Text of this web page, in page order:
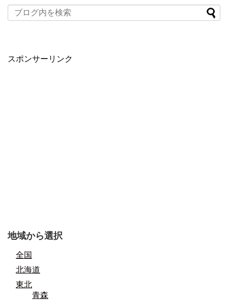
スポンサーリンク
地域から選択
全国
北海道
東北
青森